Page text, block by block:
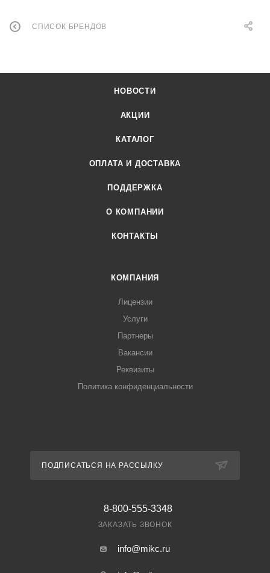
СПИСОК БРЕНДОВ
НОВОСТИ
АКЦИИ
КАТАЛОГ
ОПЛАТА И ДОСТАВКА
ПОДДЕРЖКА
О КОМПАНИИ
КОНТАКТЫ
КОМПАНИЯ
Лицензии
Услуги
Партнеры
Вакансии
Реквизиты
Политика конфиденциальности
ПОДПИСАТЬСЯ НА РАССЫЛКУ
8-800-555-3348
ЗАКАЗАТЬ ЗВОНОК
info@mikc.ru